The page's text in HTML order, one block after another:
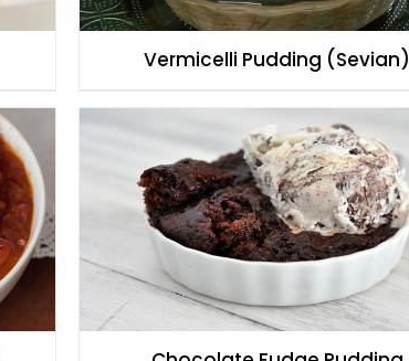
Vermicelli Pudding (Sevian)